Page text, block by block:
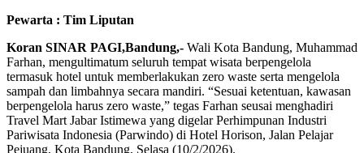
Pewarta : Tim Liputan
Koran SINAR PAGI,Bandung,- Wali Kota Bandung, Muhammad
Farhan, mengultimatum seluruh tempat wisata berpengelola
termasuk hotel untuk memberlakukan zero waste serta mengelola
sampah dan limbahnya secara mandiri. “Sesuai ketentuan, kawasan
berpengelola harus zero waste,” tegas Farhan seusai menghadiri
Travel Mart Jabar Istimewa yang digelar Perhimpunan Industri
Pariwisata Indonesia (Parwindo) di Hotel Horison, Jalan Pelajar
Pejuang, Kota Bandung, Selasa (10/2/2026).